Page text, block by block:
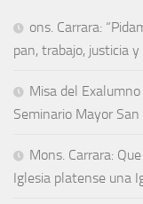
ons. Carrara:
pan, trabajo, justicia y
Misa del Exalumno
Seminario Mayor San
Mons. Carrara:
Iglesia platense una